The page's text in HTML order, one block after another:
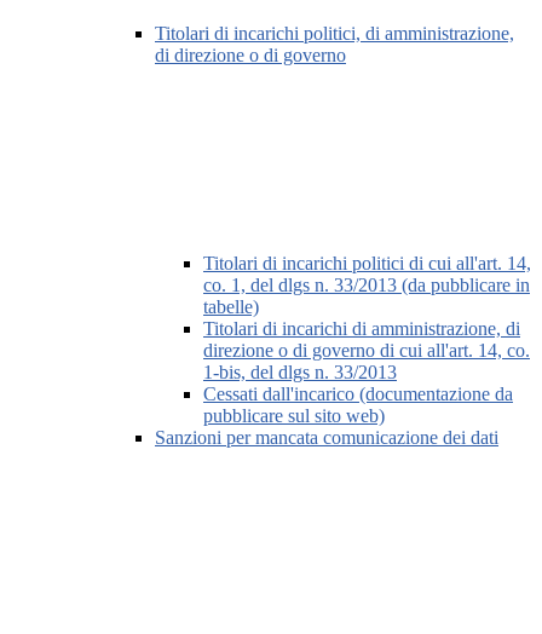
Titolari di incarichi politici, di amministrazione,
di direzione o di governo
Titolari di incarichi politici di cui all'art. 14,
co. 1, del dlgs n. 33/2013 (da pubblicare in
tabelle)
Titolari di incarichi di amministrazione, di
direzione o di governo di cui all'art. 14, co.
1-bis, del dlgs n. 33/2013
Cessati dall'incarico (documentazione da
pubblicare sul sito web)
Sanzioni per mancata comunicazione dei dati